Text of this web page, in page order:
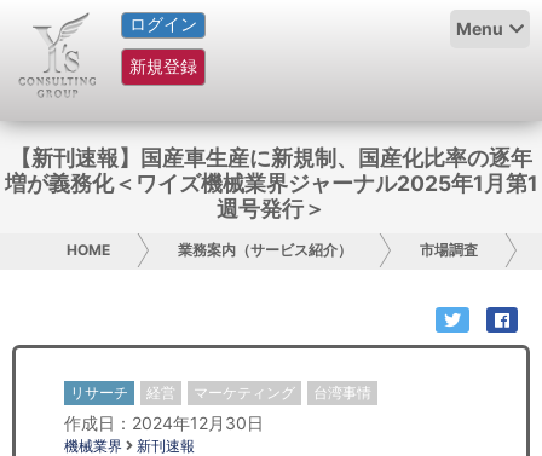
ログイン
新規登録
Menu
HOME
サービス紹介
コラム
グループ概要
採用情報
コンサルティング
【新刊速報】国産車生産に新規制、国産化比率の逐年
増が義務化＜ワイズ機械業界ジャーナル2025年1月第1
週号発行＞
HOME 業務案内（サービス紹介） 市場調査
リサーチ 経営 マーケティング 台湾事情
作成日：2024年12月30日
機械業界 新刊速報